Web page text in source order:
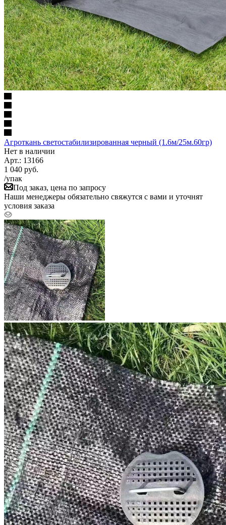
Агроткань светостабилизированная черный (1.6м/25м.60гр)
Нет в наличии
Арт.: 13166
1 040 руб.
/упак
Под заказ, цена по запросу
Наши менеджеры обязательно свяжутся с вами и уточнят
условия заказа